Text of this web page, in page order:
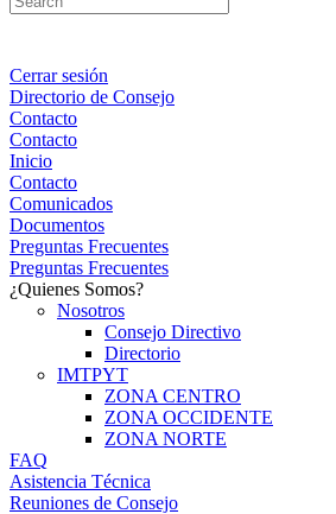
Cerrar sesión
Directorio de Consejo
Contacto
Contacto
Inicio
Contacto
Comunicados
Documentos
Preguntas Frecuentes
Preguntas Frecuentes
¿Quienes Somos?
Nosotros
Consejo Directivo
Directorio
IMTPYT
ZONA CENTRO
ZONA OCCIDENTE
ZONA NORTE
FAQ
Asistencia Técnica
Reuniones de Consejo